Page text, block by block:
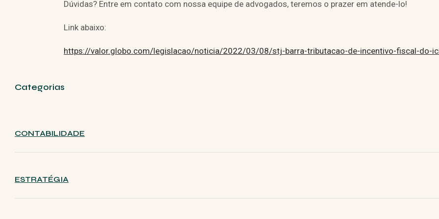
Dúvidas? Entre em contato com nossa equipe de advogados, teremos o prazer em atende-lo!
Link abaixo:
https://valor.globo.com/legislacao/noticia/2022/03/08/stj-barra-tributacao-de-incentivo-fiscal-do-
Categorias
CONTABILIDADE
ESTRATÉGIA